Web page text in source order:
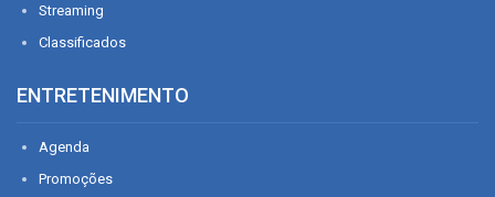
Streaming
Classificados
ENTRETENIMENTO
Agenda
Promoções